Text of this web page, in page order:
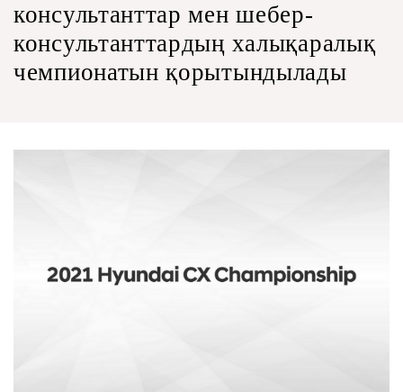
консультанттар мен шебер-
консультанттардың халықаралық
чемпионатын қорытындылады